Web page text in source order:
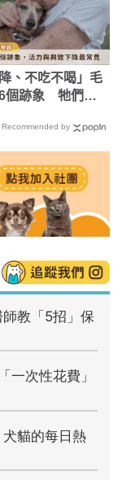
、不吃不喝」毛
個跡象 牠們可
Recommended by